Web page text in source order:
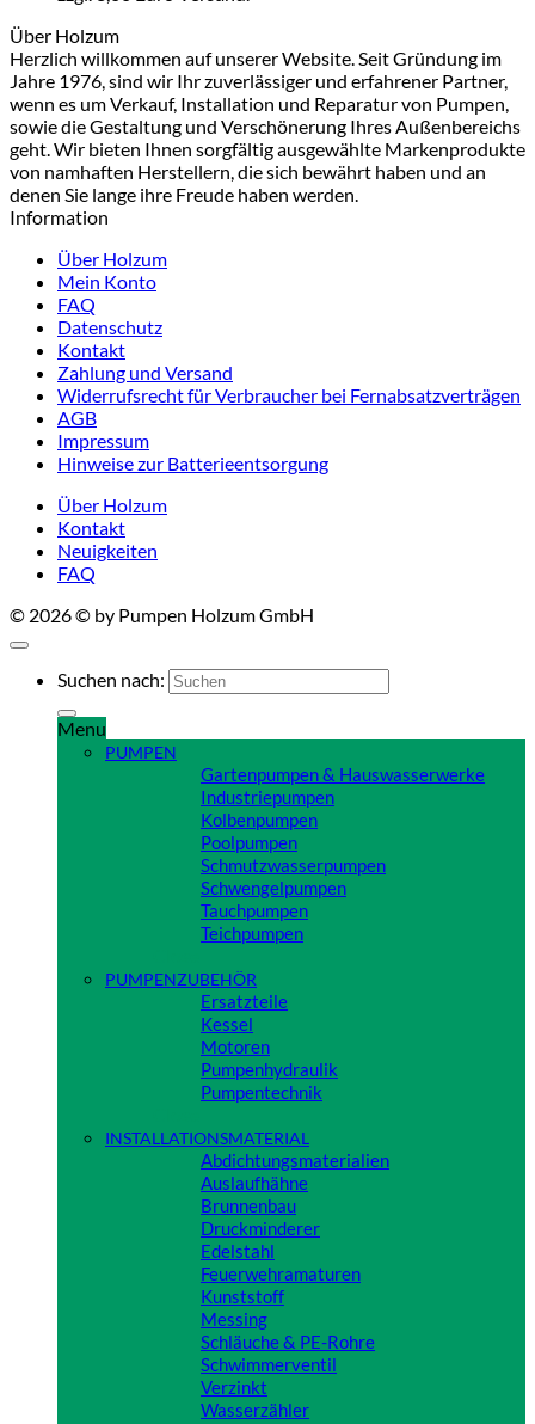
Über Holzum
Herzlich willkommen auf unserer Website. Seit Gründung im
Jahre 1976, sind wir Ihr zuverlässiger und erfahrener Partner,
wenn es um Verkauf, Installation und Reparatur von Pumpen,
sowie die Gestaltung und Verschönerung Ihres Außenbereichs
geht. Wir bieten Ihnen sorgfältig ausgewählte Markenprodukte
von namhaften Herstellern, die sich bewährt haben und an
denen Sie lange ihre Freude haben werden.
Information
Über Holzum
Mein Konto
FAQ
Datenschutz
Kontakt
Zahlung und Versand
Widerrufsrecht für Verbraucher bei Fernabsatzverträgen
AGB
Impressum
Hinweise zur Batterieentsorgung
Über Holzum
Kontakt
Neuigkeiten
FAQ
© 2026 © by Pumpen Holzum GmbH
Suchen nach:
Menu
PUMPEN
Gartenpumpen & Hauswasserwerke
Industriepumpen
Kolbenpumpen
Poolpumpen
Schmutzwasserpumpen
Schwengelpumpen
Tauchpumpen
Teichpumpen
PUMPENZUBEHÖR
Ersatzteile
Kessel
Motoren
Pumpenhydraulik
Pumpentechnik
INSTALLATIONSMATERIAL
Abdichtungsmaterialien
Auslaufhähne
Brunnenbau
Druckminderer
Edelstahl
Feuerwehramaturen
Kunststoff
Messing
Schläuche & PE-Rohre
Schwimmerventil
Verzinkt
Wasserzähler